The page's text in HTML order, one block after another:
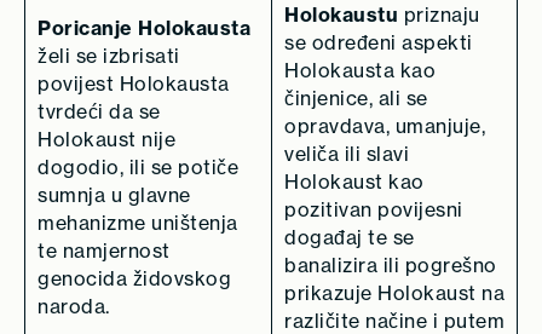
Poricanje Holokausta
želi se izbrisati
povijest Holokausta
tvrdeći da se
Holokaust nije
dogodio, ili se potiče
sumnja u glavne
mehanizme uništenja
te namjernost
genocida židovskog
naroda.
Holokaustu priznaju
se određeni aspekti
Holokausta kao
činjenice, ali se
opravdava, umanjuje,
veliča ili slavi
Holokaust kao
pozitivan povijesni
događaj te se
banalizira ili pogrešno
prikazuje Holokaust na
različite načine i putem